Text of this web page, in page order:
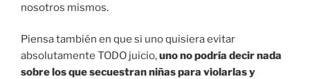
nosotros mismos.
Piensa también en que si uno quisiera evitar
absolutamente TODO juicio,uno no podría decir nada
sobre los que secuestran niñas para violarlas y